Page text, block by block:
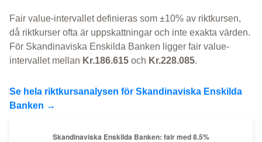
Fair value-intervallet definieras som ±10% av riktkursen,
då riktkurser ofta är uppskattningar och inte exakta värden.
För Skandinaviska Enskilda Banken ligger fair value-
intervallet mellan Kr.186.615 och Kr.228.085.
Se hela riktkursanalysen för Skandinaviska Enskilda
Banken →